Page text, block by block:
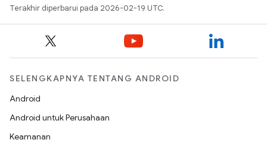
Terakhir diperbarui pada 2026-02-19 UTC.
SELENGKAPNYA TENTANG ANDROID
Android
Android untuk Perusahaan
Keamanan